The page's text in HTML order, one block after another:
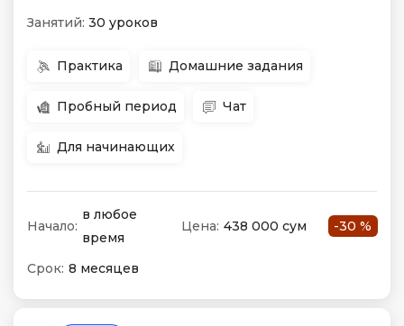
Занятий: 30 уроков
Практика Домашние задания
Пробный период Чат
Для начинающих
Начало:
в любое
время
Цена: 438 000 сум -30 %
Срок: 8 месяцев